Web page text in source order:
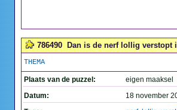
786490 Dan is de nerf lollig verstopt
THEMA
Plaats van de puzzel:
eigen maaksel
Datum:
18 november